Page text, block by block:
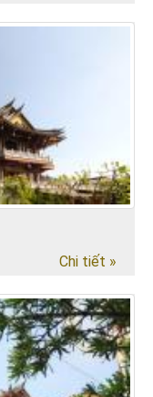
Chi tiết »